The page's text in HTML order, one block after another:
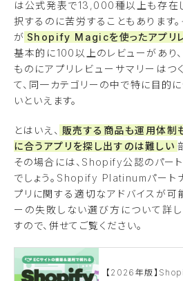
は公式発表で13,000種以上も存在
択するのに苦労することもあります
が Shopify Magicを使ったアプリレ
基本的に100以上のレビューがあり
ものにアプリレビューサマリーはつ
て、同一カテゴリーの中で特に目的
いといえます。
とはいえ、 販売する商品も運用体制
に合うアプリを探し出すのは難しい
その場合には、Shopify公認のパー
でしょう。Shopify Platinumパート
プリに関する適切なアドバイスが
ーの失敗しない選び方について詳
すので、併せてご覧ください。
【2026年版】